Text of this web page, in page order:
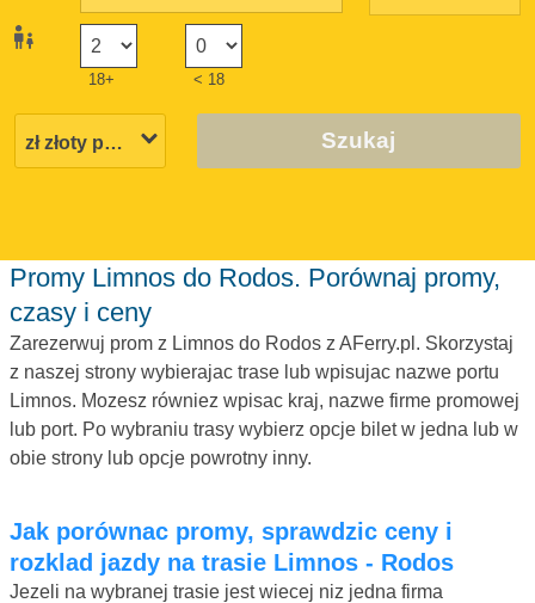
18+ < 18
Szukaj
Promy Limnos do Rodos. Porównaj promy,
czasy i ceny
Zarezerwuj prom z Limnos do Rodos z AFerry.pl. Skorzystaj
z naszej strony wybierajac trase lub wpisujac nazwe portu
Limnos. Mozesz równiez wpisac kraj, nazwe firme promowej
lub port. Po wybraniu trasy wybierz opcje bilet w jedna lub w
obie strony lub opcje powrotny inny.
Jak porównac promy, sprawdzic ceny i
rozklad jazdy na trasie Limnos - Rodos
Jezeli na wybranej trasie jest wiecej niz jedna firma